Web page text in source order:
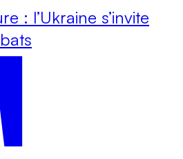
: l’Ukraine s’invite